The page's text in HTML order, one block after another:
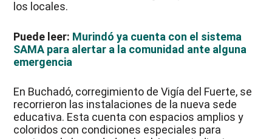
los locales.
Puede leer: Murindó ya cuenta con el sistema
SAMA para alertar a la comunidad ante alguna
emergencia
En Buchadó, corregimiento de Vigía del Fuerte, se
recorrieron las instalaciones de la nueva sede
educativa. Esta cuenta con espacios amplios y
coloridos con condiciones especiales para